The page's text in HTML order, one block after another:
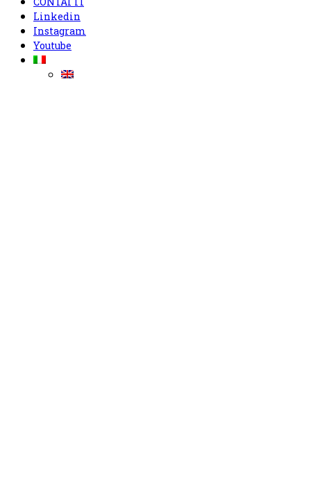
Linkedin
Instagram
Youtube